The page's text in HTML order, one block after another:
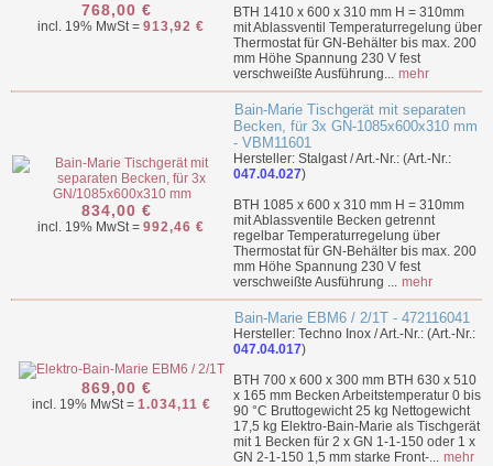
768,00 €
incl. 19% MwSt = 913,92 €
BTH 1410 x 600 x 310 mm H = 310mm
mit Ablassventil Temperaturregelung über
Thermostat für GN-Behälter bis max. 200
mm Höhe Spannung 230 V fest
verschweißte Ausführung... mehr
834,00 €
incl. 19% MwSt = 992,46 €
Bain-Marie Tischgerät mit separaten
Becken, für 3x GN-1085x600x310 mm
- VBM11601
Hersteller: Stalgast / Art.-Nr.: (Art.-Nr.:
047.04.027)
BTH 1085 x 600 x 310 mm H = 310mm
mit Ablassventile Becken getrennt
regelbar Temperaturregelung über
Thermostat für GN-Behälter bis max. 200
mm Höhe Spannung 230 V fest
verschweißte Ausführung ... mehr
869,00 €
incl. 19% MwSt = 1.034,11 €
Bain-Marie EBM6 / 2/1T - 472116041
Hersteller: Techno Inox / Art.-Nr.: (Art.-Nr.:
047.04.017)
BTH 700 x 600 x 300 mm BTH 630 x 510
x 165 mm Becken Arbeitstemperatur 0 bis
90 °C Bruttogewicht 25 kg Nettogewicht
17,5 kg Elektro-Bain-Marie als Tischgerät
mit 1 Becken für 2 x GN 1-1-150 oder 1 x
GN 2-1-150 1,5 mm starke Front-... mehr